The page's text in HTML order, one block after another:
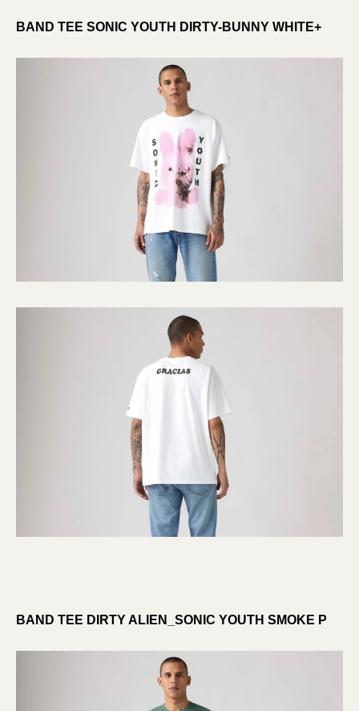
BAND TEE SONIC YOUTH DIRTY-BUNNY WHITE+
BAND TEE DIRTY ALIEN_SONIC YOUTH SMOKE P